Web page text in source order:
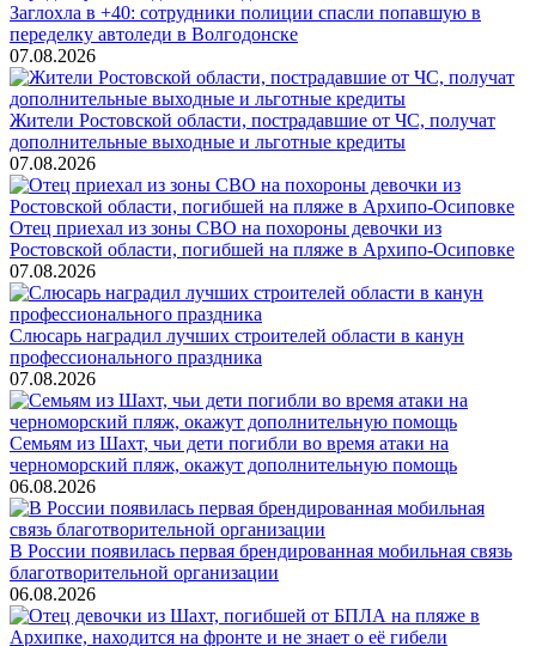
Заглохла в +40: сотрудники полиции спасли попавшую в
переделку автоледи в Волгодонске
07.08.2026
Жители Ростовской области, пострадавшие от ЧС, получат
дополнительные выходные и льготные кредиты
07.08.2026
Отец приехал из зоны СВО на похороны девочки из
Ростовской области, погибшей на пляже в Архипо-Осиповке
07.08.2026
Слюсарь наградил лучших строителей области в канун
профессионального праздника
07.08.2026
Семьям из Шахт, чьи дети погибли во время атаки на
черноморский пляж, окажут дополнительную помощь
06.08.2026
В России появилась первая брендированная мобильная связь
благотворительной организации
06.08.2026